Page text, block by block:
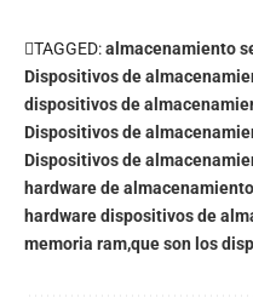
TAGGED:almacenamiento
Dispositivos de
dispositivos de
Dispositivos de
Dispositivos de
hardware de almacenamiento
hardware dispositivos de
memoria ramque son los